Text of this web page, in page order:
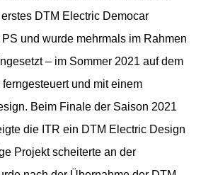
DTM Electric Democar
und wurde mehrmals im Rahmen
– im Sommer 2021 auf dem
und mit einem
Beim Finale der Saison 2021
die ITR ein DTM Electric Design
Projekt scheiterte an der